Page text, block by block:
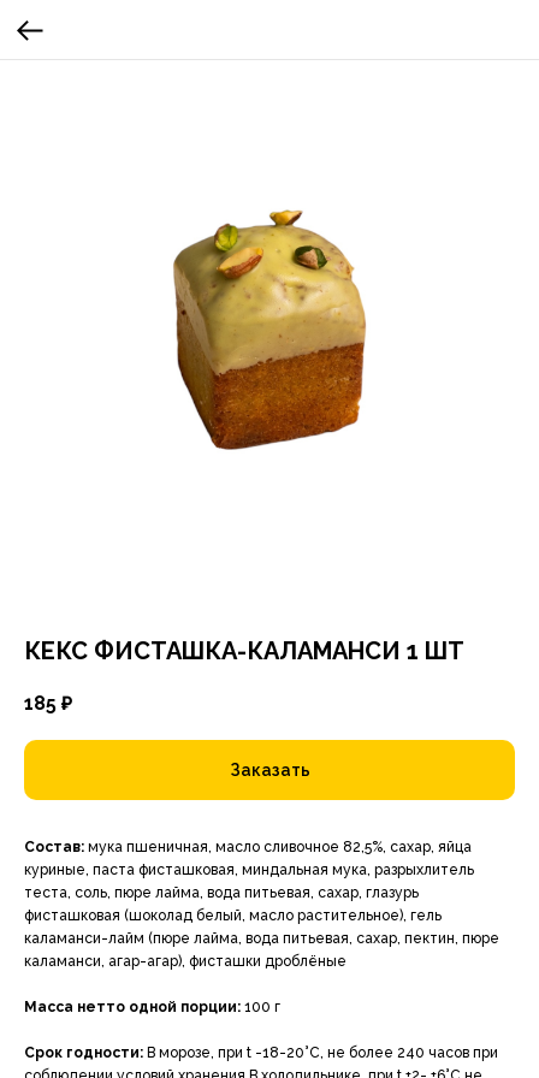
КЕКС ФИСТАШКА-КАЛАМАНСИ 1 ШТ
185 ₽
Заказать
Состав: мука пшеничная, масло сливочное 82,5%, сахар, яйца
куриные, паста фисташковая, миндальная мука, разрыхлитель
теста, соль, пюре лайма, вода питьевая, сахар, глазурь
фисташковая (шоколад белый, масло растительное), гель
каламанси-лайм (пюре лайма, вода питьевая, сахар, пектин, пюре
каламанси, агар-агар), фисташки дроблёные
Масса нетто одной порции: 100 г
Срок годности: В морозе, при t -18-20°С, не более 240 часов при